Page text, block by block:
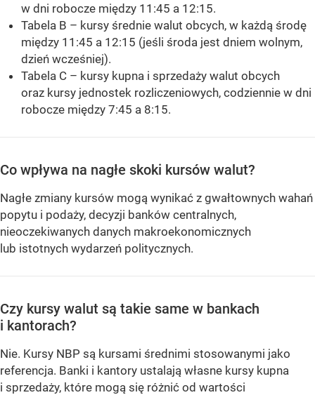
w dni robocze między 11:45 a 12:15.
Tabela B – kursy średnie walut obcych, w każdą środę
między 11:45 a 12:15 (jeśli środa jest dniem wolnym,
dzień wcześniej).
Tabela C – kursy kupna i sprzedaży walut obcych
oraz kursy jednostek rozliczeniowych, codziennie w dni
robocze między 7:45 a 8:15.
Co wpływa na nagłe skoki kursów walut?
Nagłe zmiany kursów mogą wynikać z gwałtownych wahań
popytu i podaży, decyzji banków centralnych,
nieoczekiwanych danych makroekonomicznych
lub istotnych wydarzeń politycznych.
Czy kursy walut są takie same w bankach
i kantorach?
Nie. Kursy NBP są kursami średnimi stosowanymi jako
referencja. Banki i kantory ustalają własne kursy kupna
i sprzedaży, które mogą się różnić od wartości